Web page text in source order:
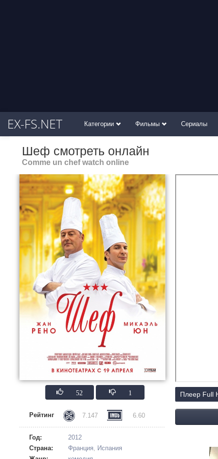
EX-FS.NET Категории Фильмы Сериалы
Шеф смотреть онлайн
Comme un chef watch online
52 1
Рейтинг 7.147 6.60
Год:
2012
Страна:
Франция, Испания
Плеер Full